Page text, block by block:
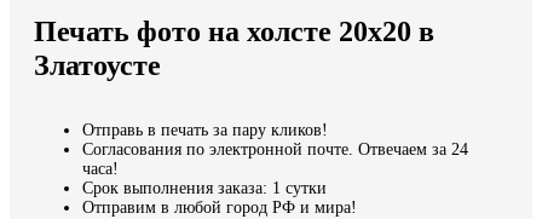
Мы доставляем по всему миру
Продолжить без города
Печать фото на холсте 20х20 в
Златоусте
Отправь в печать за пару кликов!
Согласования по электронной почте. Отвечаем за 24
часа!
Срок выполнения заказа: 1 сутки
Отправим в любой город РФ и мира!